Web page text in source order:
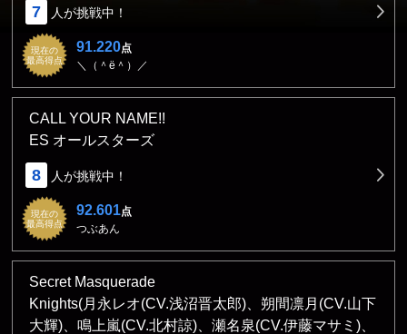
7 人が挑戦中！
現在の
最高得点
91.220点
＼（＾ё＾）／
CALL YOUR NAME!!
ES オールスターズ
8 人が挑戦中！
現在の
最高得点
92.601点
つぶあん
Secret Masquerade
Knights(月永レオ(CV.浅沼晋太郎)、朔間凛月(CV.山下
大輝)、鳴上嵐(CV.北村諒)、瀬名泉(CV.伊藤マサミ)、